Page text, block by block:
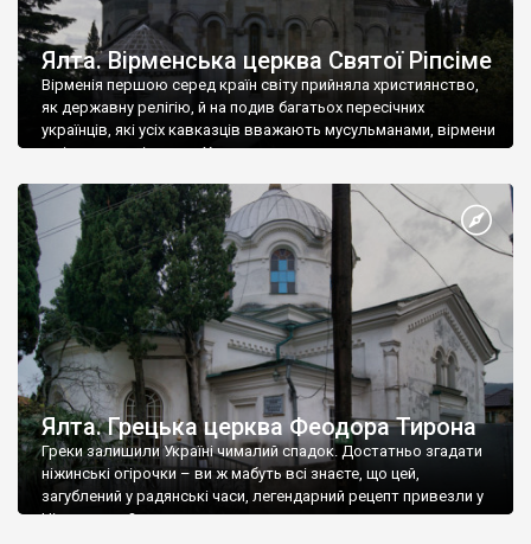
Ялта. Вірменська церква Святої Ріпсіме
Вірменія першою серед країн світу прийняла християнство,
як державну релігію, й на подив багатьох пересічних
українців, які усіх кавказців вважають мусульманами, вірмени
є відданими вірянами Христа
Ялта. Грецька церква Феодора Тирона
Греки залишили Україні чималий спадок. Достатньо згадати
ніжинські огірочки – ви ж мабуть всі знаєте, що цей,
загублений у радянські часи, легендарний рецепт привезли у
Ніжин греки?